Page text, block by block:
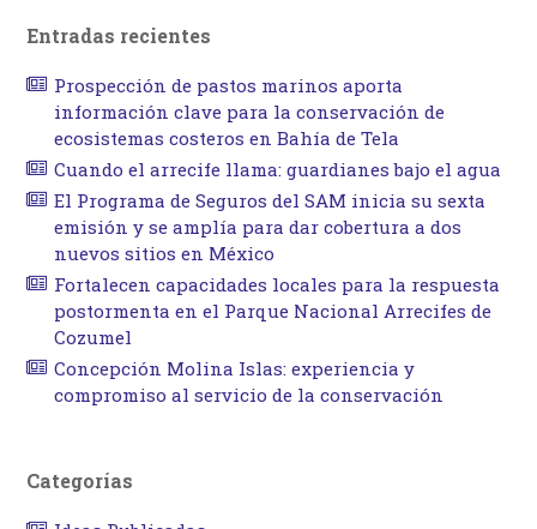
Entradas recientes
Prospección de pastos marinos aporta
información clave para la conservación de
ecosistemas costeros en Bahía de Tela
Cuando el arrecife llama: guardianes bajo el agua
El Programa de Seguros del SAM inicia su sexta
emisión y se amplía para dar cobertura a dos
nuevos sitios en México
Fortalecen capacidades locales para la respuesta
postormenta en el Parque Nacional Arrecifes de
Cozumel
Concepción Molina Islas: experiencia y
compromiso al servicio de la conservación
Categorías